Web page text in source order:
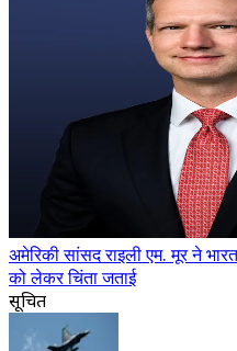
अमेरिकी सांसद राइली एम. मूर ने
को लेकर चिंता जताई
सूचित